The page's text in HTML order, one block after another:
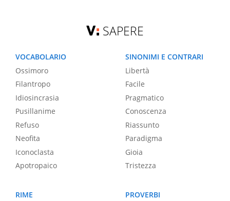
SAPERE
VOCABOLARIO
Ossimoro
Filantropo
Idiosincrasia
Pusillanime
Refuso
Neofita
Iconoclasta
Apotropaico
SINONIMI E CONTRARI
Libertà
Facile
Pragmatico
Conoscenza
Riassunto
Paradigma
Gioia
Tristezza
RIME
PROVERBI